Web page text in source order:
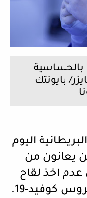
بالحساسية
بايونتك
اليوم
يعانون من
اخذ لقاح
كوفيد-19.